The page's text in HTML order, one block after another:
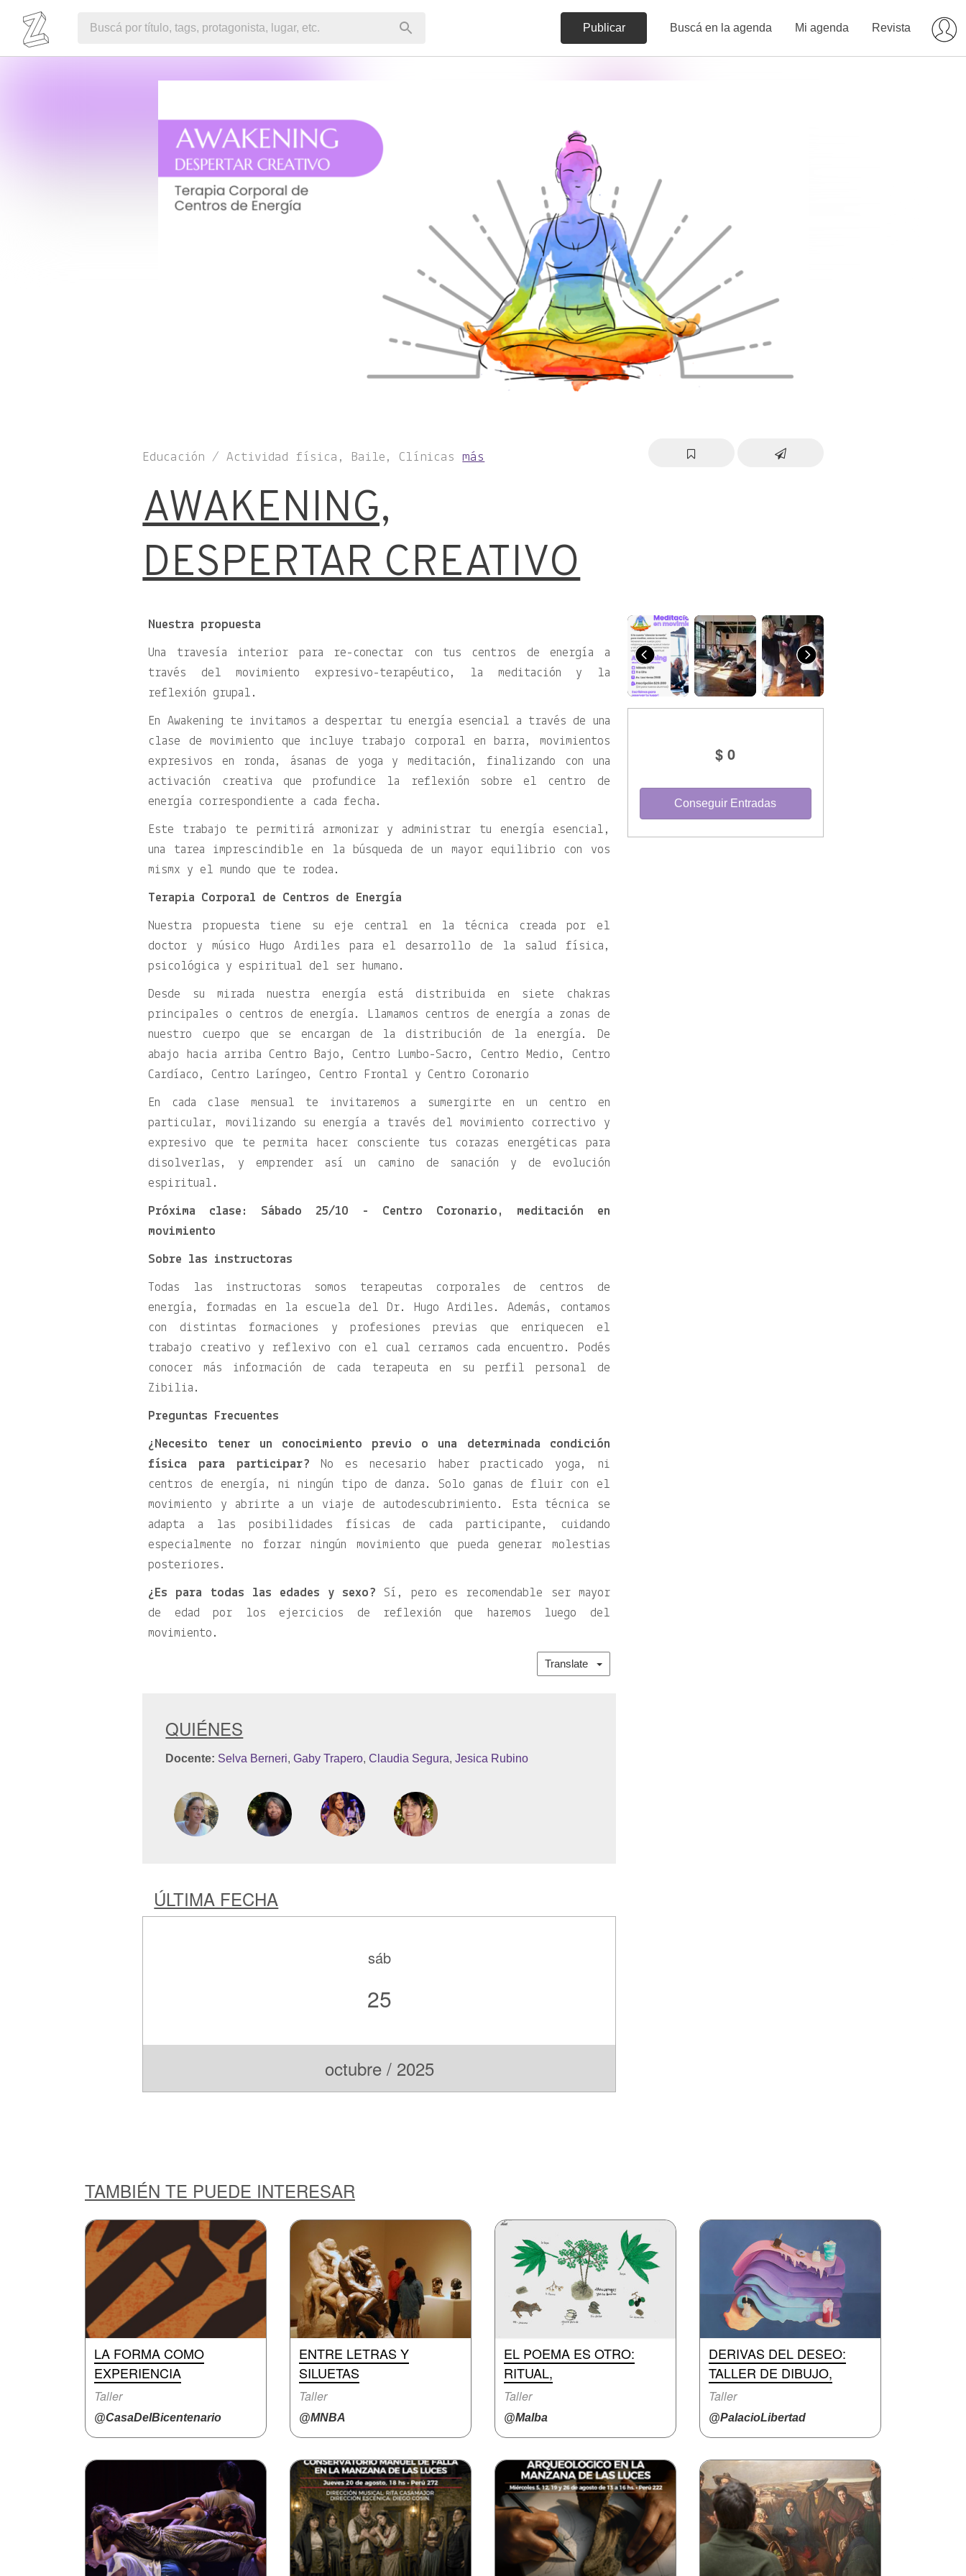
Publicar Buscá en la agenda Mi agenda Revista
Educación / Actividad física, Baile, Clínicasmás
AWAKENING,
DESPERTAR CREATIVO
$ 0
Conseguir Entradas
Nuestra propuesta
Una travesía interior para re-conectar con tus centros de energía a
través del movimiento expresivo-terapéutico, la meditación y la
reflexión grupal.
En Awakening te invitamos a despertar tu energía esencial a través de una
clase de movimiento que incluye trabajo corporal en barra, movimientos
expresivos en ronda, ásanas de yoga y meditación, finalizando con una
activación creativa que profundice la reflexión sobre el centro de
energía correspondiente a cada fecha.
Este trabajo te permitirá armonizar y administrar tu energía esencial,
una tarea imprescindible en la búsqueda de un mayor equilibrio con vos
mismx y el mundo que te rodea.
Terapia Corporal de Centros de Energía
Nuestra propuesta tiene su eje central en la técnica creada por el
doctor y músico Hugo Ardiles para el desarrollo de la salud física,
psicológica y espiritual del ser humano.
Desde su mirada nuestra energía está distribuida en siete chakras
principales o centros de energía. Llamamos centros de energía a zonas de
nuestro cuerpo que se encargan de la distribución de la energía. De
abajo hacia arriba Centro Bajo, Centro Lumbo-Sacro, Centro Medio, Centro
Cardíaco, Centro Laríngeo, Centro Frontal y Centro Coronario
En cada clase mensual te invitaremos a sumergirte en un centro en
particular, movilizando su energía a través del movimiento correctivo y
expresivo que te permita hacer consciente tus corazas energéticas para
disolverlas, y emprender así un camino de sanación y de evolución
espiritual.
Próxima clase: Sábado 25/10 - Centro Coronario, meditación en
movimiento
Sobre las instructoras
Todas las instructoras somos terapeutas corporales de centros de
energía, formadas en la escuela del Dr. Hugo Ardiles. Además, contamos
con distintas formaciones y profesiones previas que enriquecen el
trabajo creativo y reflexivo con el cual cerramos cada encuentro. Podés
conocer más información de cada terapeuta en su perfil personal de
Zibilia.
Preguntas Frecuentes
¿Necesito tener un conocimiento previo o una determinada condición
física para participar? No es necesario haber practicado yoga, ni
centros de energía, ni ningún tipo de danza. Solo ganas de fluir con el
movimiento y abrirte a un viaje de autodescubrimiento. Esta técnica se
adapta a las posibilidades físicas de cada participante, cuidando
especialmente no forzar ningún movimiento que pueda generar molestias
posteriores.
¿Es para todas las edades y sexo? Sí, pero es recomendable ser mayor
de edad por los ejercicios de reflexión que haremos luego del
movimiento.
Translate
QUIÉNES
Docente: Selva Berneri,Gaby Trapero,Claudia Segura,Jesica Rubino
ÚLTIMA FECHA
sáb
25
octubre / 2025
TAMBIÉN TE PUEDE INTERESAR
LA FORMA COMO
EXPERIENCIA
Taller
@CasaDelBicentenario
ENTRE LETRAS Y
SILUETAS
Taller
@MNBA
EL POEMA ES OTRO:
RITUAL,
Taller
@Malba
DERIVAS DEL DESEO:
TALLER DE DIBUJO,
Taller
@PalacioLibertad